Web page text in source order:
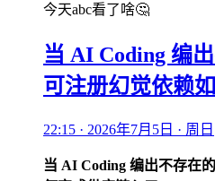
今天abc看了啥🤔
当 AI Coding 编
可注册幻觉依赖
22:15 · 2026年7月5日 · 周日
当 AI Coding 编出不存在